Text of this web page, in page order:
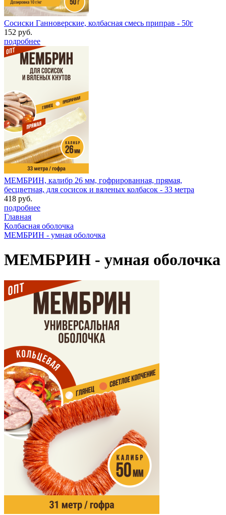
Сосиски Ганноверские, колбасная смесь приправ - 50г
152 руб.
подробнее
МЕМБРИН, калибр 26 мм, гофрированная, прямая,
бесцветная, для сосисок и вяленых колбасок - 33 метра
418 руб.
подробнее
Главная
Колбасная оболочка
МЕМБРИН - умная оболочка
МЕМБРИН - умная оболочка